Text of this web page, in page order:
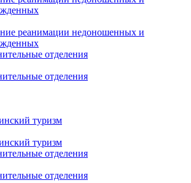
реанимации недоношенных и
отделения
отделения
туризм
туризм
отделения
отделения